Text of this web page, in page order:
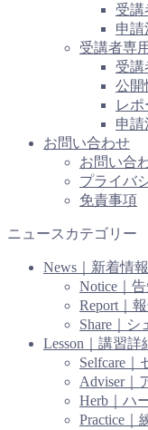
受講
申請
受講者専
受講
公開
レ
申請
お問い合わせ
お問い合
プライバ
免責事項
ニュースカテゴリー
News｜新着情報
Notice｜
Report｜
Share｜シ
Lesson｜講習詳
Selfcare｜
Adviser｜
Herb｜ハ
Practice｜